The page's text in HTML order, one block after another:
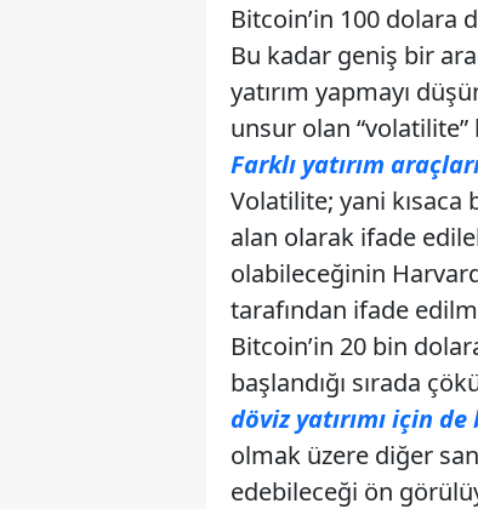
Bitcoin’in 100 dolara
Bu kadar geniş bir
yatırım yapmayı
unsur olan
Farklı yatırım
Volatilite; yani
alan olarak ifade
olabileceğinin
tarafından ifade
Bitcoin’in 20 bin
başlandığı sırada
döviz yatırımı için
olmak üzere diğer
edebileceği ön